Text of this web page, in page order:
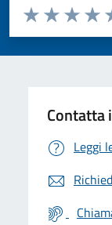
Valuta da 1 a 5
Valuta 3
Valuta 2
Valuta 1 stelle
Contatta
Leggi